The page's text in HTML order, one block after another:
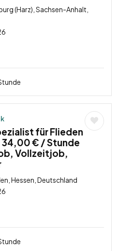
(Harz), Sachsen-Anhalt,
für Flieden
€ / Stunde
Vollzeitjob,
Hessen, Deutschland